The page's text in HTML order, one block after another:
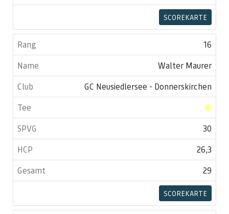
SCOREKARTE
16
Walter Maurer
GC Neusiedlersee - Donnerskirchen
30
26,3
29
SCOREKARTE